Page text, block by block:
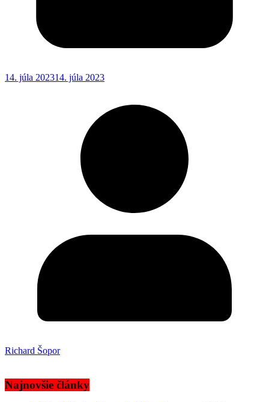
14. júla 202314. júla 2023
Richard Šopor
Najnovšie články